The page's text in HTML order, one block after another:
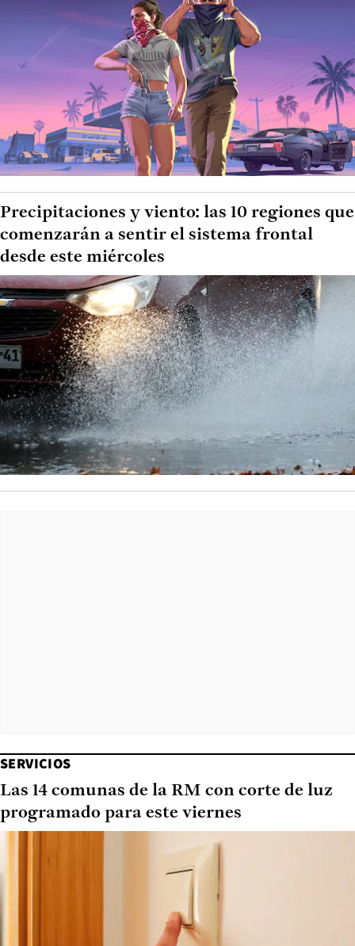
Precipitaciones y viento: las 10 regiones que
comenzarán a sentir el sistema frontal
desde este miércoles
SERVICIOS
Las 14 comunas de la RM con corte de luz
programado para este viernes